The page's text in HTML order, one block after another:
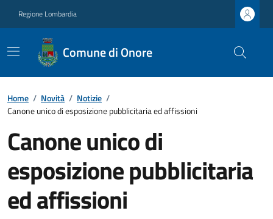
Regione Lombardia
Comune di Onore
Home / Novità / Notizie /
Canone unico di esposizione pubblicitaria ed affissioni
Canone unico di
esposizione pubblicitaria
ed affissioni